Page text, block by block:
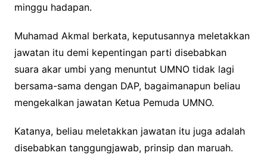
minggu hadapan.
Muhamad Akmal berkata, keputusannya meletakkan
jawatan itu demi kepentingan parti disebabkan
suara akar umbi yang menuntut UMNO tidak lagi
bersama-sama dengan DAP, bagaimanapun beliau
mengekalkan jawatan Ketua Pemuda UMNO.
Katanya, beliau meletakkan jawatan itu juga adalah
disebabkan tanggungjawab, prinsip dan maruah.